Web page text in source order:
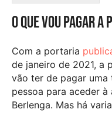
O que vou pagar
Com a portaria
de janeiro de 2021, a
vão ter de pagar
pessoa para aceder
Berlenga. Mas há